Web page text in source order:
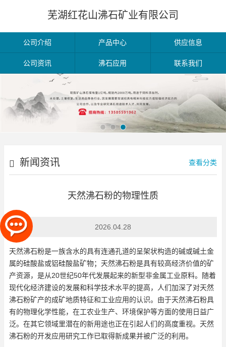
芜湖红花山沸石矿业有限公司
公司介绍 产品中心 供应信息
公司资讯 沸石应用 联系我们
新闻资讯 查看分类
天然沸石粉的物理性质
2026.04.28
天然沸石粉是一族含水的具有连通孔道的呈架状构造的碱或碱土金
属的硅酸盐或铝硅酸盐矿物；天然沸石粉是具有较高经济价值的矿
产资源，是从20世纪50年代发展起来的新型非金属工业原料。随着
现代化经济建设的发展和科学技术水平的提高，人们加深了对天然
沸石粉矿产的成矿地质特征和工业应用的认识。由于天然沸石粉具
有的物理化学性能，在工农业生产、环境保护等方面的使用日益广
泛。在其它领域里潜在的新用途也正在引起人们的高度重视。天然
沸石粉的开发应用研究工作已取得新成果并被广泛的利用。